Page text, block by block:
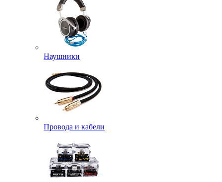
Наушники
Провода и кабели